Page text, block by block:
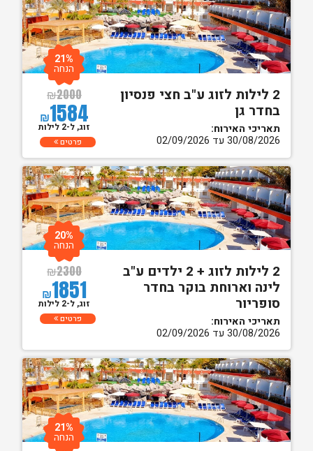
2 לילות לזוג ע"ב חצי פנסיון
בחדר גן
תאריכי האירוח:
30/08/2026 עד 02/09/2026
₪2000
₪1584
21%
הנחה
זוג, ל-2 לילות
פרטים
2 לילות לזוג + 2 ילדים ע"ב
לינה וארוחת בוקר בחדר
סופריור
תאריכי האירוח:
30/08/2026 עד 02/09/2026
₪2300
₪1851
20%
הנחה
זוג, ל-2 לילות
פרטים
21%
הנחה